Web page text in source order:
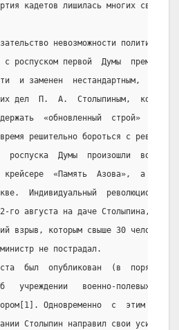
кадетов лишилась многих своих
невозможности
с роспуском первой  Думы  премьер
и заменен  нестандартным,
дел  П.  А.  Столыпиным,
«обновленный  строй»  и
решительно бороться с
роспуска  Думы  произошли  военные
крейсере  «Память  Азова»,  а
Индивидуальный  революционный
го августа на даче Столыпина,  на
взрыв, которым свыше 30 человек
не пострадал.
был  опубликован  (в  порядке
учреждении   военно-полевых
Одновременно  с  этим  в
Столыпин направил свои усилия